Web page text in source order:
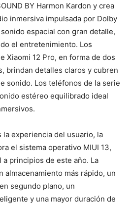
BY Harmon Kardon y crea
inmersiva impulsada por Dolby
espacial con gran detalle,
el entretenimiento. Los
Xiaomi 12 Pro, en forma de dos
brindan detalles claros y cubren
sonido. Los teléfonos de la serie
estéreo equilibrado ideal
la experiencia del usuario, la
el sistema operativo MIUI 13,
a principios de este año. La
almacenamiento más rápido, un
segundo plano, un
y una mayor duración de